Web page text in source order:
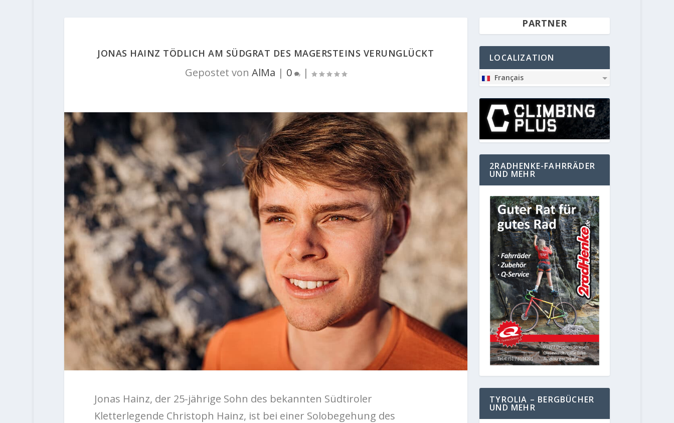
JONAS HAINZ TÖDLICH AM SÜDGRAT DES MAGERSTEINS VERUNGLÜCKT
Gepostet von AlMa | 0 |
Jonas Hainz, der 25-jährige Sohn des bekannten Südtiroler
Kletterlegende Christoph Hainz, ist bei einer Solobegehung des
PARTNER
LOCALIZATION
Français
2RADHENKE-FAHRRÄDER
UND MEHR
TYROLIA – BERGBÜCHER
UND MEHR